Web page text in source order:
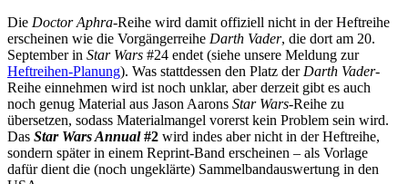
Die Doctor Aphra-Reihe wird damit offiziell nicht in der Heftreihe
erscheinen wie die Vorgängerreihe Darth Vader, die dort am 20.
September in Star Wars #24 endet (siehe unsere Meldung zur
Heftreihen-Planung). Was stattdessen den Platz der Darth Vader-
Reihe einnehmen wird ist noch unklar, aber derzeit gibt es auch
noch genug Material aus Jason Aarons Star Wars-Reihe zu
übersetzen, sodass Materialmangel vorerst kein Problem sein wird.
Das Star Wars Annual#2 wird indes aber nicht in der Heftreihe,
sondern später in einem Reprint-Band erscheinen – als Vorlage
dafür dient die (noch ungeklärte) Sammelbandauswertung in den